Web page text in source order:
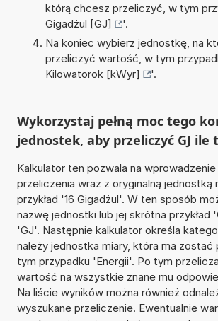
którą chcesz przeliczyć, w tym
Gigadżul [GJ]
'.
Na koniec wybierz jednostkę, na
przeliczyć wartość, w tym
Kilowatorok [kWyr]
'.
Wykorzystaj pełną moc tego
jednostek, aby przeliczyć GJ ile
Kalkulator ten pozwala na
przeliczenia wraz z oryginalną jednostką
przykład '16 Gigadżul'. W ten sposób
nazwę jednostki lub jej skrótna przykład
'GJ'. Następnie kalkulator określa
należy jednostka miary, która ma zostać
tym przypadku 'Energii'. Po tym
wartość na wszystkie znane mu
Na liście wyników można również
wyszukane przeliczenie. Ewentualnie